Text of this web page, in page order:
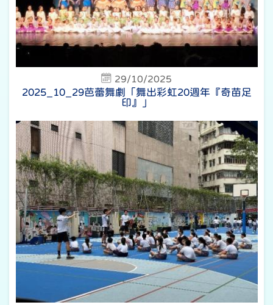
29/10/2025
2025_10_29芭蕾舞劇「舞出彩虹20週年『奇苗足
印』」